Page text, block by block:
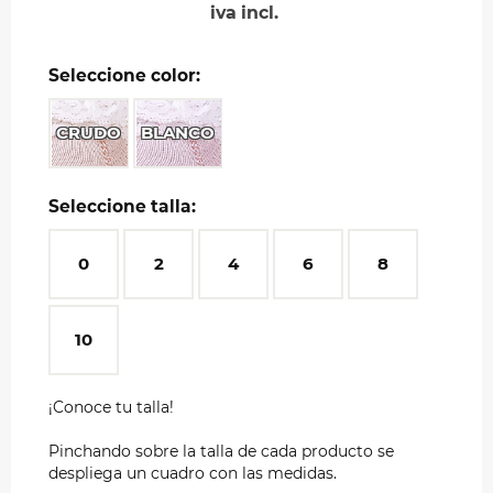
iva incl.
Seleccione color:
CRUDO BLANCO
Seleccione talla:
0 2 4 6 8
10
¡Conoce tu talla!
Pinchando sobre la talla de cada producto se
despliega un cuadro con las medidas.